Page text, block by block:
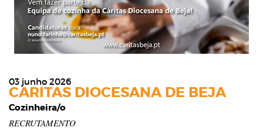
03 junho 2026
CARITAS DIOCESANA DE BEJA
Cozinheira/o
RECRUTAMENTO